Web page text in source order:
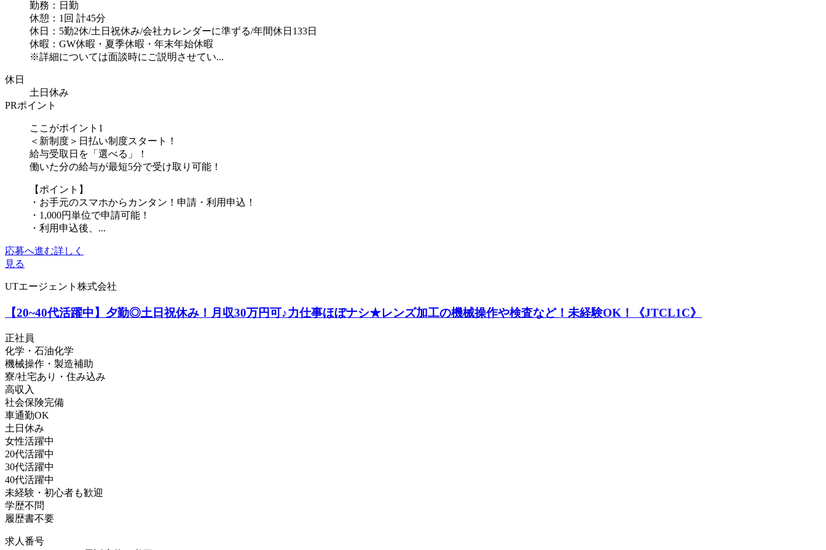
勤務：日勤
休憩：1回 計45分
休日：5勤2休/土日祝休み/会社カレンダーに準ずる/年間休日133日
休暇：GW休暇・夏季休暇・年末年始休暇
※詳細については面談時にご説明させてい...
休日
土日休み
PRポイント
ここがポイント1
＜新制度＞日払い制度スタート！
給与受取日を「選べる」！
働いた分の給与が最短5分で受け取り可能！
【ポイント】
・お手元のスマホからカンタン！申請・利用申込！
・1,000円単位で申請可能！
・利用申込後、...
応募へ進む詳しく
見る
UTエージェント株式会社
【20~40代活躍中】夕勤◎土日祝休み！月収30万円可♪力仕事ほぼナシ★レンズ加工の機械操作や検査など！未経験OK！《JTCL1C》
正社員
化学・石油化学
機械操作・製造補助
寮/社宅あり・住み込み
高収入
社会保険完備
車通勤OK
土日休み
女性活躍中
20代活躍中
30代活躍中
40代活躍中
未経験・初心者も歓迎
学歴不問
履歴書不要
求人番号